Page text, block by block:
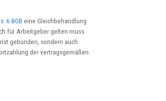
6 BGB eine Gleichbehandlung
für Arbeitgeber gelten muss.
gebunden, sondern auch
der vertragsgemäßen